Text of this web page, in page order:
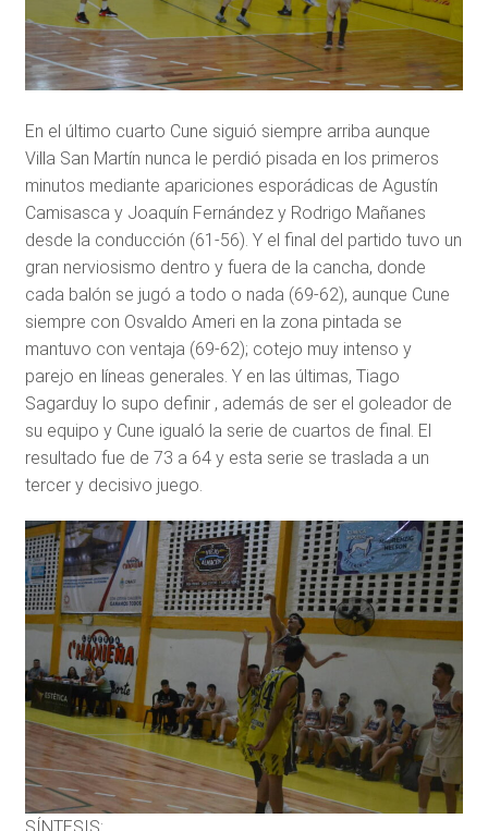
En el último cuarto Cune siguió siempre arriba aunque
Villa San Martín nunca le perdió pisada en los primeros
minutos mediante apariciones esporádicas de Agustín
Camisasca y Joaquín Fernández y Rodrigo Mañanes
desde la conducción (61-56). Y el final del partido tuvo un
gran nerviosismo dentro y fuera de la cancha, donde
cada balón se jugó a todo o nada (69-62), aunque Cune
siempre con Osvaldo Ameri en la zona pintada se
mantuvo con ventaja (69-62); cotejo muy intenso y
parejo en líneas generales. Y en las últimas, Tiago
Sagarduy lo supo definir , además de ser el goleador de
su equipo y Cune igualó la serie de cuartos de final. El
resultado fue de 73 a 64 y esta serie se traslada a un
tercer y decisivo juego.
SÍNTESIS: